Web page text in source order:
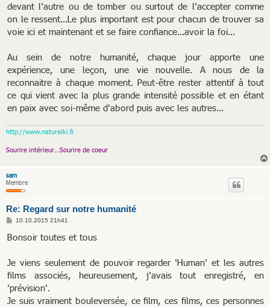
devant l'autre ou de tomber ou surtout de l'accepter comme
on le ressent...Le plus important est pour chacun de trouver sa
voie ici et maintenant et se faire confiance...avoir la foi...
Au sein de notre humanité, chaque jour apporte une
expérience, une leçon, une vie nouvelle. A nous de la
reconnaitre à chaque moment. Peut-être rester attentif à tout
ce qui vient avec la plus grande intensité possible et en étant
en paix avec soi-même d'abord puis avec les autres...
http://www.natureiki.fr
Sourire intérieur...Sourire de coeur
sam
Membre
Re: Regard sur notre humanité
M
s
s
e
10.10.2015 21h41
Bonsoir toutes et tous
Je viens seulement de pouvoir regarder 'Human' et les autres
films associés, heureusement, j'avais tout enregistré, en
'prévision'.
Je suis vraiment bouleversée, ce film, ces films, ces personnes